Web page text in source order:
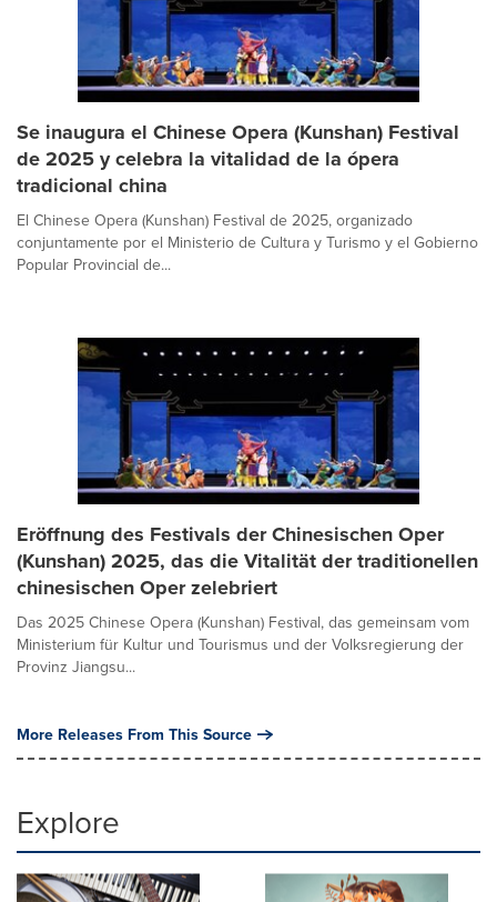
Se inaugura el Chinese Opera (Kunshan) Festival
de 2025 y celebra la vitalidad de la ópera
tradicional china
El Chinese Opera (Kunshan) Festival de 2025, organizado
conjuntamente por el Ministerio de Cultura y Turismo y el Gobierno
Popular Provincial de...
Eröffnung des Festivals der Chinesischen Oper
(Kunshan) 2025, das die Vitalität der traditionellen
chinesischen Oper zelebriert
Das 2025 Chinese Opera (Kunshan) Festival, das gemeinsam vom
Ministerium für Kultur und Tourismus und der Volksregierung der
Provinz Jiangsu...
More Releases From This Source
Explore